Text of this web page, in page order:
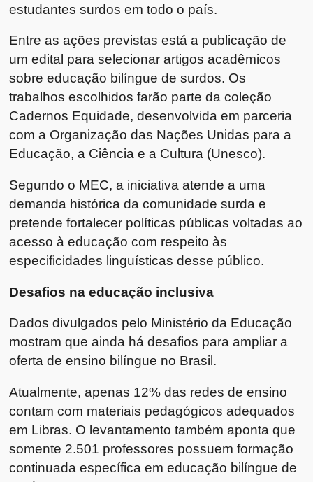
estudantes surdos em todo o país.
Entre as ações previstas está a publicação de
um edital para selecionar artigos acadêmicos
sobre educação bilíngue de surdos. Os
trabalhos escolhidos farão parte da coleção
Cadernos Equidade, desenvolvida em parceria
com a Organização das Nações Unidas para a
Educação, a Ciência e a Cultura (Unesco).
Segundo o MEC, a iniciativa atende a uma
demanda histórica da comunidade surda e
pretende fortalecer políticas públicas voltadas ao
acesso à educação com respeito às
especificidades linguísticas desse público.
Desafios na educação inclusiva
Dados divulgados pelo Ministério da Educação
mostram que ainda há desafios para ampliar a
oferta de ensino bilíngue no Brasil.
Atualmente, apenas 12% das redes de ensino
contam com materiais pedagógicos adequados
em Libras. O levantamento também aponta que
somente 2.501 professores possuem formação
continuada específica em educação bilíngue de